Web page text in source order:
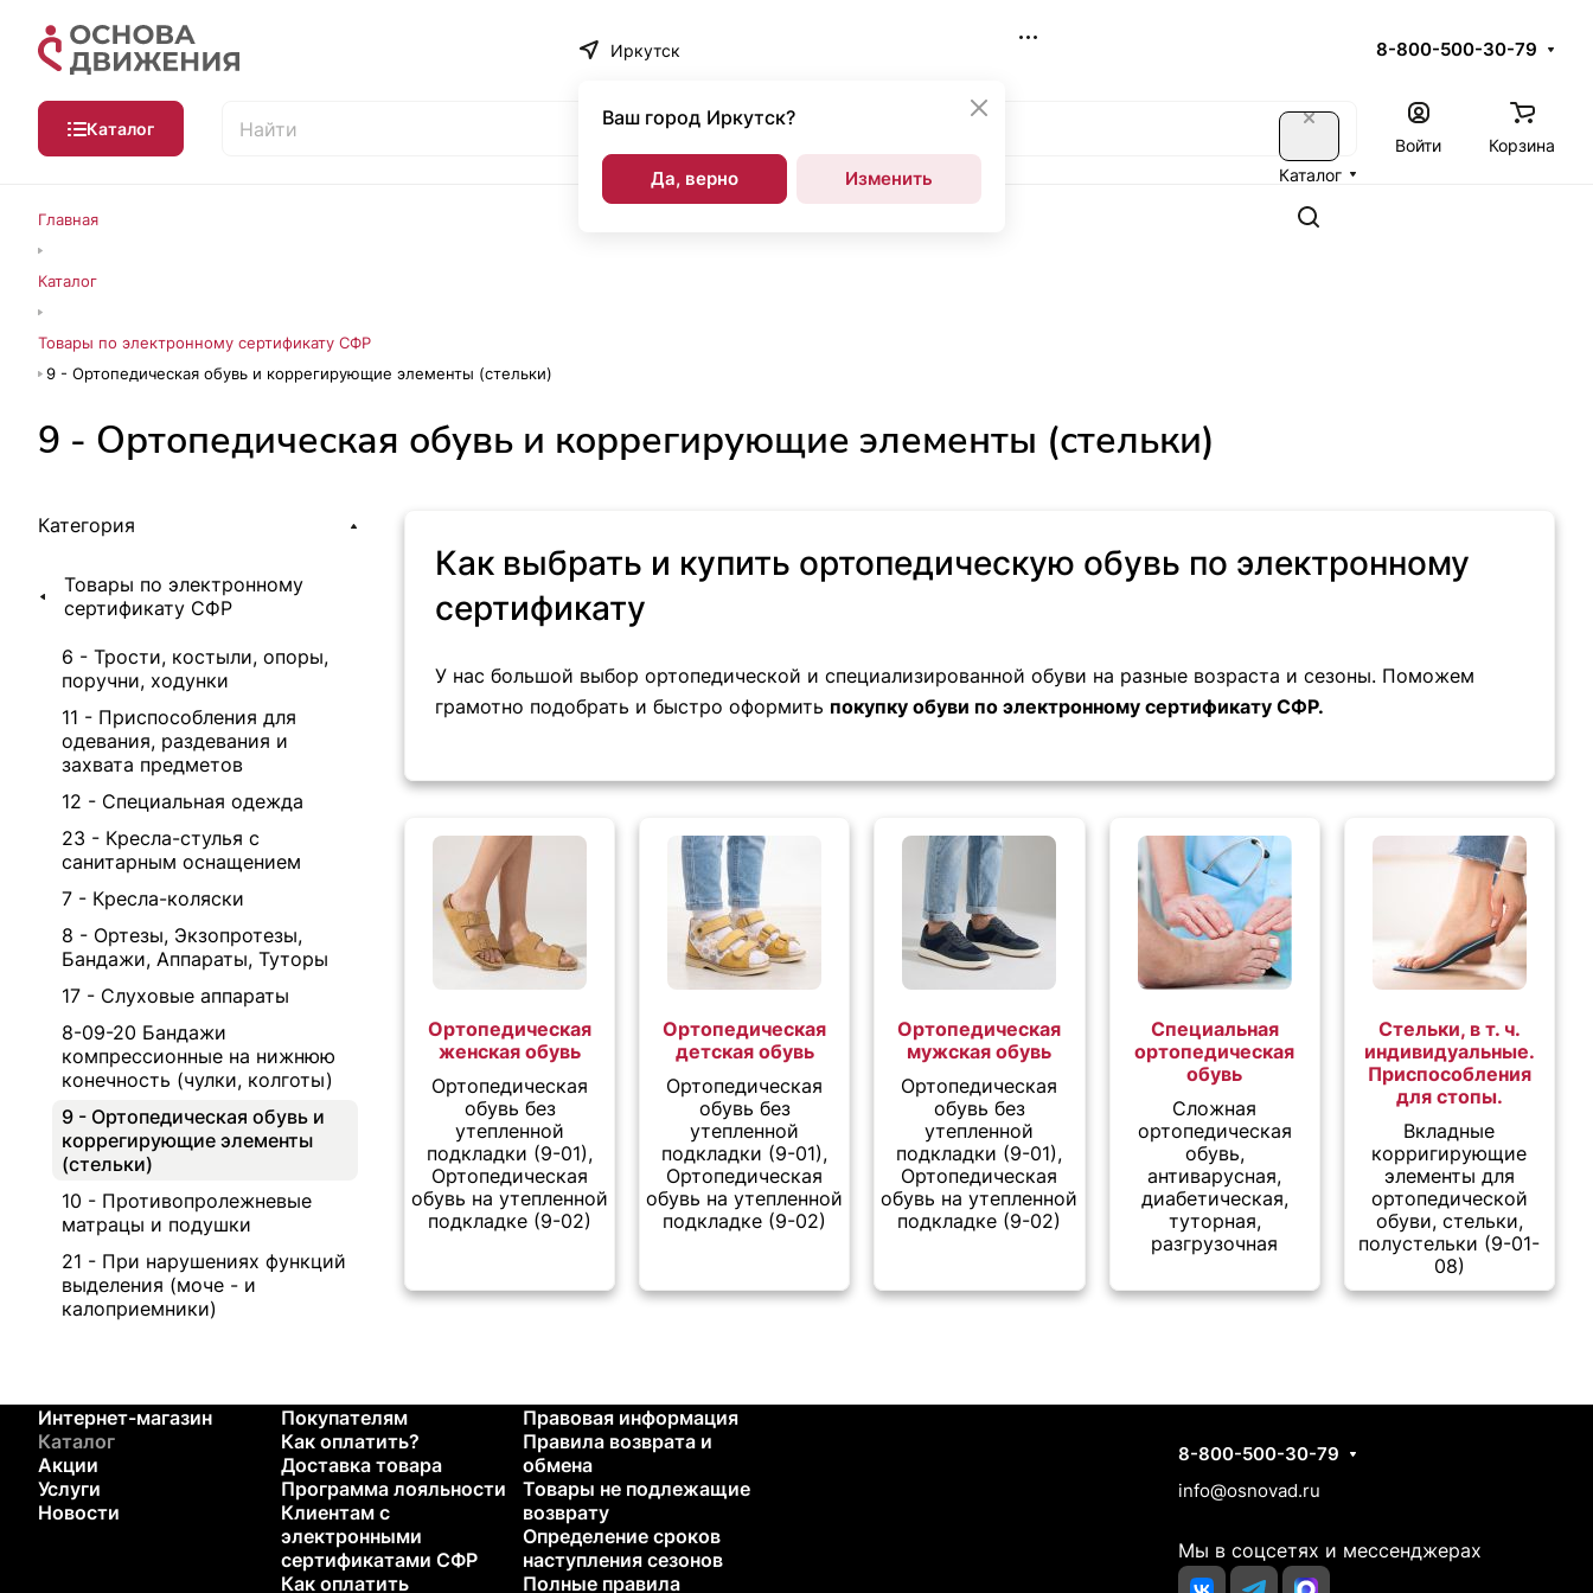
Иркутск
Ваш город Иркутск?
Да, верно Изменить
8-800-500-30-79
Каталог
Каталог
Войти Корзина
Главная
Каталог
Товары по электронному сертификату СФР
9 - Ортопедическая обувь и коррегирующие элементы (стельки)
9 - Ортопедическая обувь и коррегирующие элементы (стельки)
Как выбрать и купить ортопедическую обувь по электронному
сертификату
У нас большой выбор ортопедической и специализированной обуви на разные возраста и сезоны. Поможем
грамотно подобрать и быстро оформить покупку обуви по электронному сертификату СФР.
Ортопедическая
женская обувь
Ортопедическая
обувь без
утепленной
подкладки (9-01),
Ортопедическая
обувь на утепленной
подкладке (9-02)
Ортопедическая
детская обувь
Ортопедическая
обувь без
утепленной
подкладки (9-01),
Ортопедическая
обувь на утепленной
подкладке (9-02)
Ортопедическая
мужская обувь
Ортопедическая
обувь без
утепленной
подкладки (9-01),
Ортопедическая
обувь на утепленной
подкладке (9-02)
Специальная
ортопедическая
обувь
Сложная
ортопедическая
обувь,
антиварусная,
диабетическая,
туторная,
разгрузочная
Стельки, в т. ч.
индивидуальные.
Приспособления
для стопы.
Вкладные
корригирующие
элементы для
ортопедической
обуви, стельки,
полустельки (9-01-
08)
Категория
Товары по электронному
сертификату СФР
6 - Трости, костыли, опоры,
поручни, ходунки
11 - Приспособления для
одевания, раздевания и
захвата предметов
12 - Специальная одежда
23 - Кресла-стулья с
санитарным оснащением
7 - Кресла-коляски
8 - Ортезы, Экзопротезы,
Бандажи, Аппараты, Туторы
17 - Слуховые аппараты
8-09-20 Бандажи
компрессионные на нижнюю
конечность (чулки, колготы)
9 - Ортопедическая обувь и
коррегирующие элементы
(стельки)
10 - Противопролежневые
матрацы и подушки
21 - При нарушениях функций
выделения (моче - и
калоприемники)
Интернет-магазин
Каталог
Акции
Услуги
Новости
Покупателям
Как оплатить?
Доставка товара
Программа лояльности
Клиентам с
электронными
сертификатами СФР
Как оплатить
Правовая информация
Правила возврата и
обмена
Товары не подлежащие
возврату
Определение сроков
наступления сезонов
Полные правила
8-800-500-30-79
info@osnovad.ru
Мы в соцсетях и мессенджерах